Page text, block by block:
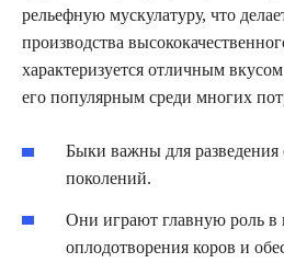
рельефную мускулатуру, что
производства
характеризуется отличным
его популярным среди многих
Быки важны для разведения
поколений.
Они играют главную роль в
оплодотворения коров и